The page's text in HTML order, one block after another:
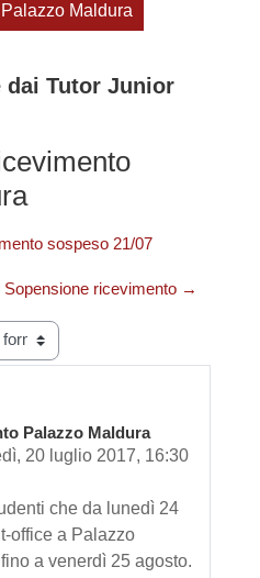
Maldura
dai Tutor Junior
sospeso 21/07
Sopensione ricevimento →
Palazzo Maldura
20 luglio 2017, 16:30
che da lunedì 24
office a Palazzo
a venerdì 25 agosto.